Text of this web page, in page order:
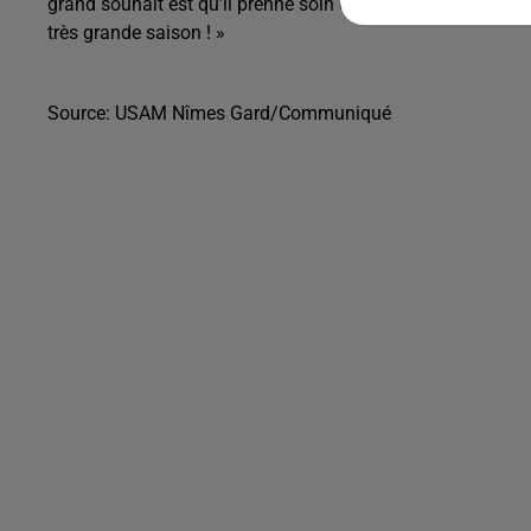
grand souhait est qu’il prenne soin de lui et de sa famille
très grande saison ! »
Source: USAM Nîmes Gard/Communiqué